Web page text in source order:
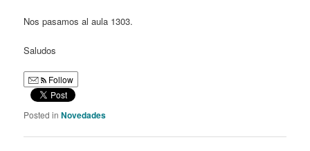
Nos pasamos al aula 1303.
Saludos
Follow
Posted in Novedades